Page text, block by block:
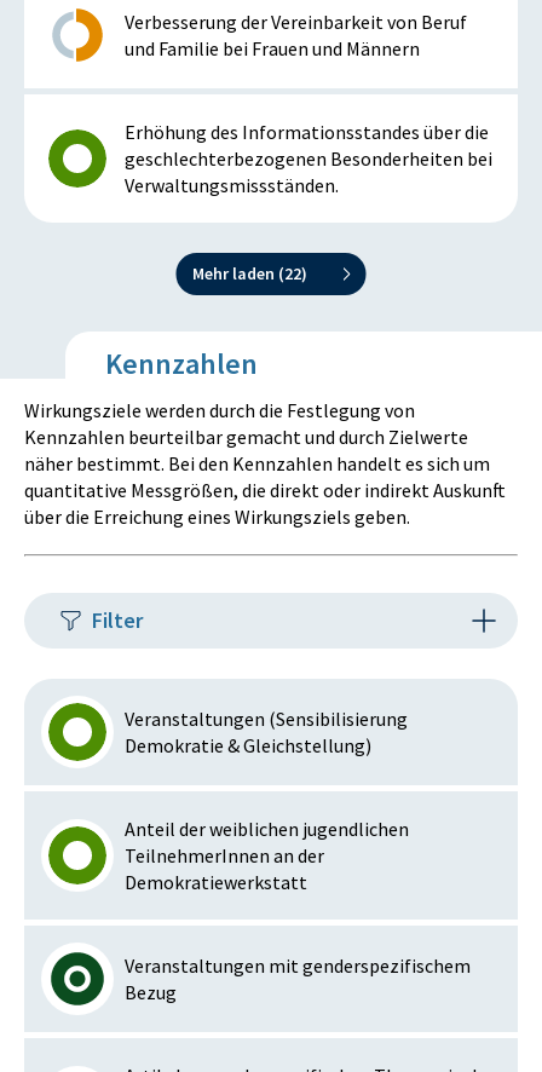
Verbesserung der Vereinbarkeit von Beruf
und Familie bei Frauen und Männern
Erhöhung des Informationsstandes über die
geschlechterbezogenen Besonderheiten bei
Verwaltungsmissständen.
Mehr laden (22)
Kennzahlen
Wirkungsziele werden durch die Festlegung von
Kennzahlen beurteilbar gemacht und durch Zielwerte
näher bestimmt. Bei den Kennzahlen handelt es sich um
quantitative Messgrößen, die direkt oder indirekt Auskunft
über die Erreichung eines Wirkungsziels geben.
Filter
Veranstaltungen (Sensibilisierung
Demokratie & Gleichstellung)
Anteil der weiblichen jugendlichen
TeilnehmerInnen an der
Demokratiewerkstatt
Veranstaltungen mit genderspezifischem
Bezug